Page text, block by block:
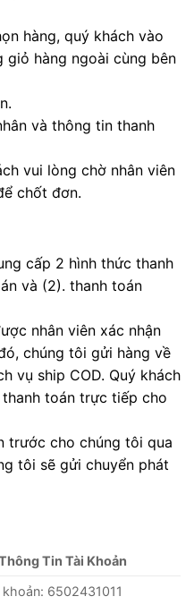
hàng, quý khách vào
giỏ hàng ngoài cùng bên
và thông tin thanh
vui lòng chờ nhân viên
chốt đơn.
cấp 2 hình thức thanh
và (2). thanh toán
nhân viên xác nhận
chúng tôi gửi hàng về
vụ ship COD. Quý khách
toán trực tiếp cho
trước cho chúng tôi qua
tôi sẽ gửi chuyển phát
Tin Tài Khoản
6502431011